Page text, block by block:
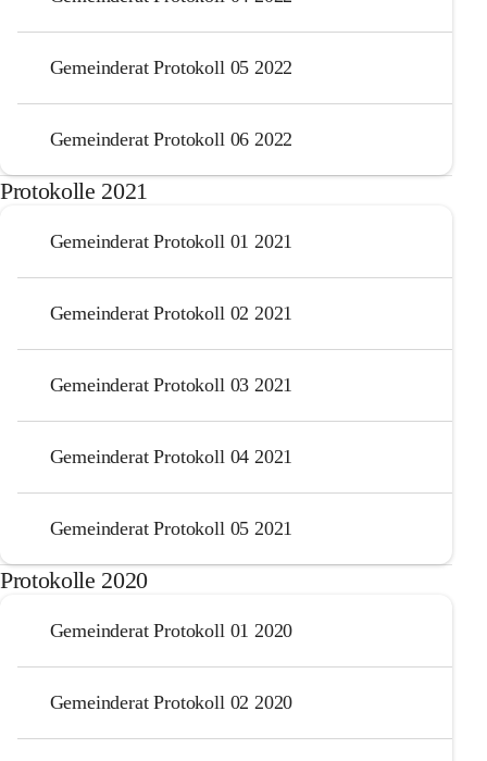
Gemeinderat Protokoll 05 2022
Gemeinderat Protokoll 06 2022
Protokolle 2021
Gemeinderat Protokoll 01 2021
Gemeinderat Protokoll 02 2021
Gemeinderat Protokoll 03 2021
Gemeinderat Protokoll 04 2021
Gemeinderat Protokoll 05 2021
Protokolle 2020
Gemeinderat Protokoll 01 2020
Gemeinderat Protokoll 02 2020